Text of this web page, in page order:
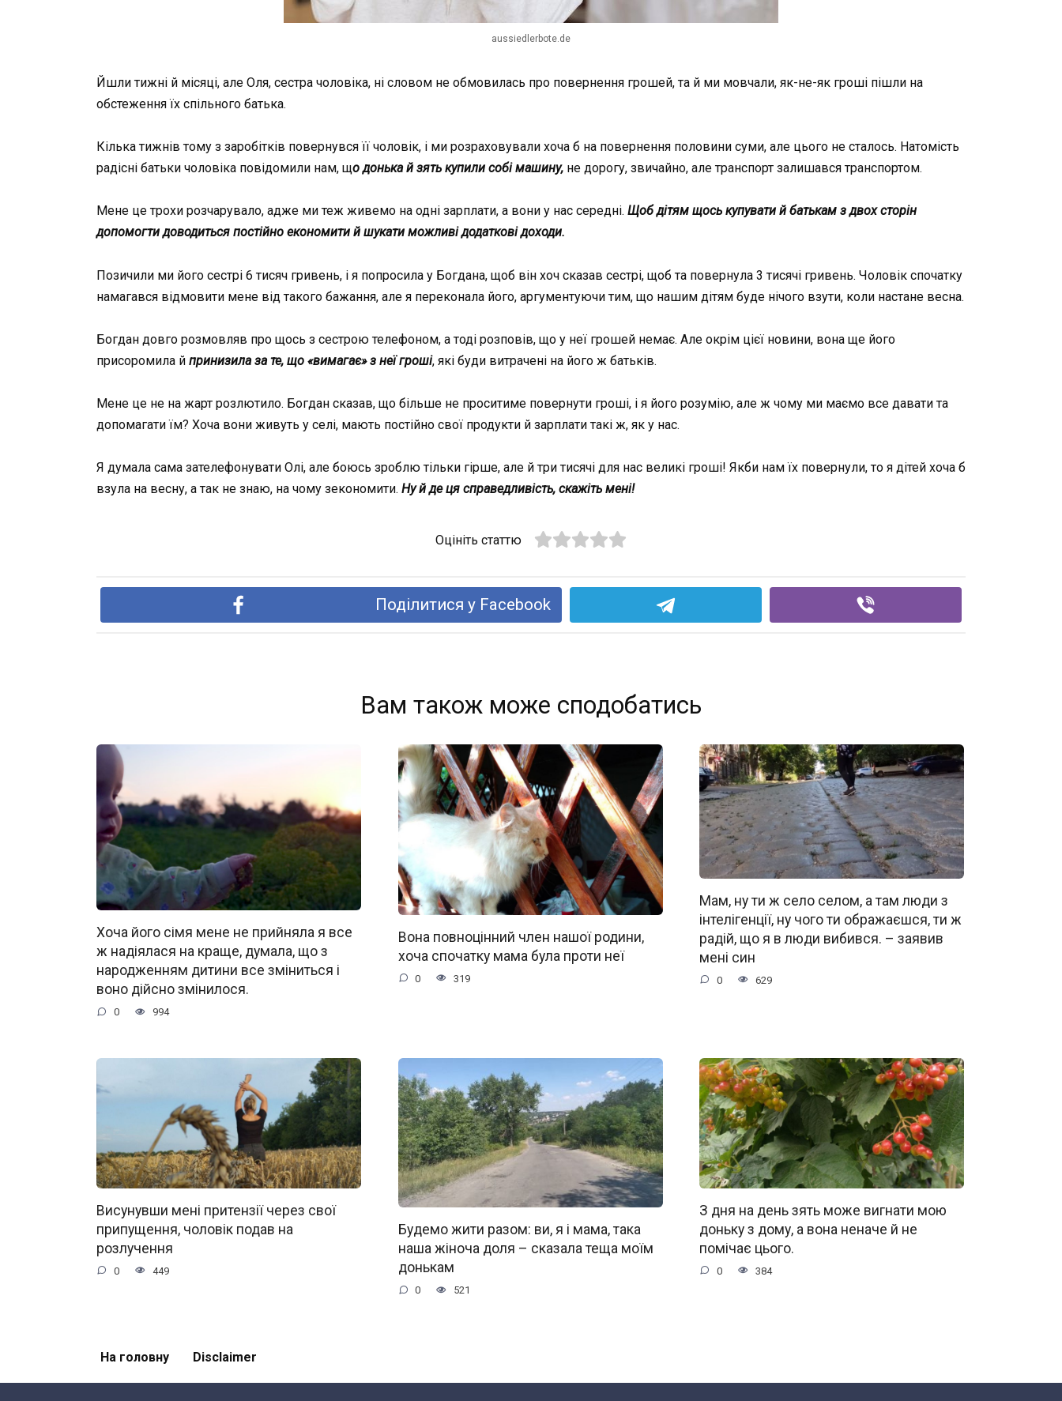
aussiedlerbote.de
Йшли тижні й місяці, але Оля, сестра чоловіка, ні словом не обмовилась про повернення грошей, та й ми мовчали, як-не-як гроші пішли на
обстеження їх спільного батька.
Кілька тижнів тому з заробітків повернувся її чоловік, і ми розраховували хоча б на повернення половини суми, але цього не сталось. Натомість
радісні батьки чоловіка повідомили нам, що донька й зять купили собі машину, не дорогу, звичайно, але транспорт залишався транспортом.
Мене це трохи розчарувало, адже ми теж живемо на одні зарплати, а вони у нас середні. Щоб дітям щось купувати й батькам з двох сторін
допомогти доводиться постійно економити й шукати можливі додаткові доходи.
Позичили ми його сестрі 6 тисяч гривень, і я попросила у Богдана, щоб він хоч сказав сестрі, щоб та повернула 3 тисячі гривень. Чоловік спочатку
намагався відмовити мене від такого бажання, але я переконала його, аргументуючи тим, що нашим дітям буде нічого взути, коли настане весна.
Богдан довго розмовляв про щось з сестрою телефоном, а тоді розповів, що у неї грошей немає. Але окрім цієї новини, вона ще його
присоромила й принизила за те, що «вимагає» з неї гроші, які буди витрачені на його ж батьків.
Мене це не на жарт розлютило. Богдан сказав, що більше не проситиме повернути гроші, і я його розумію, але ж чому ми маємо все давати та
допомагати їм? Хоча вони живуть у селі, мають постійно свої продукти й зарплати такі ж, як у нас.
Я думала сама зателефонувати Олі, але боюсь зроблю тільки гірше, але й три тисячі для нас великі гроші! Якби нам їх повернули, то я дітей хоча б
взула на весну, а так не знаю, на чому зекономити. Ну й де ця справедливість, скажіть мені!
Оцініть статтю
Поділитися у Facebook
Вам також може сподобатись
Хоча його сімя мене не прийняла я все
ж надіялася на краще, думала, що з
народженням дитини все зміниться і
воно дійсно змінилося.
0 994
Вона повноцінний член нашої родини,
хоча спочатку мама була проти неї
0 319
Мам, ну ти ж село селом, а там люди з
інтелігенції, ну чого ти ображаєшся, ти ж
радій, що я в люди вибився. – заявив
мені син
0 629
Висунувши мені притензії через свої
припущення, чоловік подав на
розлучення
0 449
Будемо жити разом: ви, я і мама, така
наша жіноча доля – сказала теща моїм
донькам
0 521
З дня на день зять може вигнати мою
доньку з дому, а вона неначе й не
помічає цього.
0 384
На головну Disclaimer